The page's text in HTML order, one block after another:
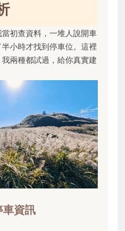
初查資料，一堆人說開車
小時才找到停車位。這裡
兩種都試過，給你真實建
車資訊